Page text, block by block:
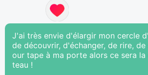
J'ai très envie d'élargir mon cercle
de découvrir, d'échanger, de rire,
our tape à ma porte alors ce sera la
teau !